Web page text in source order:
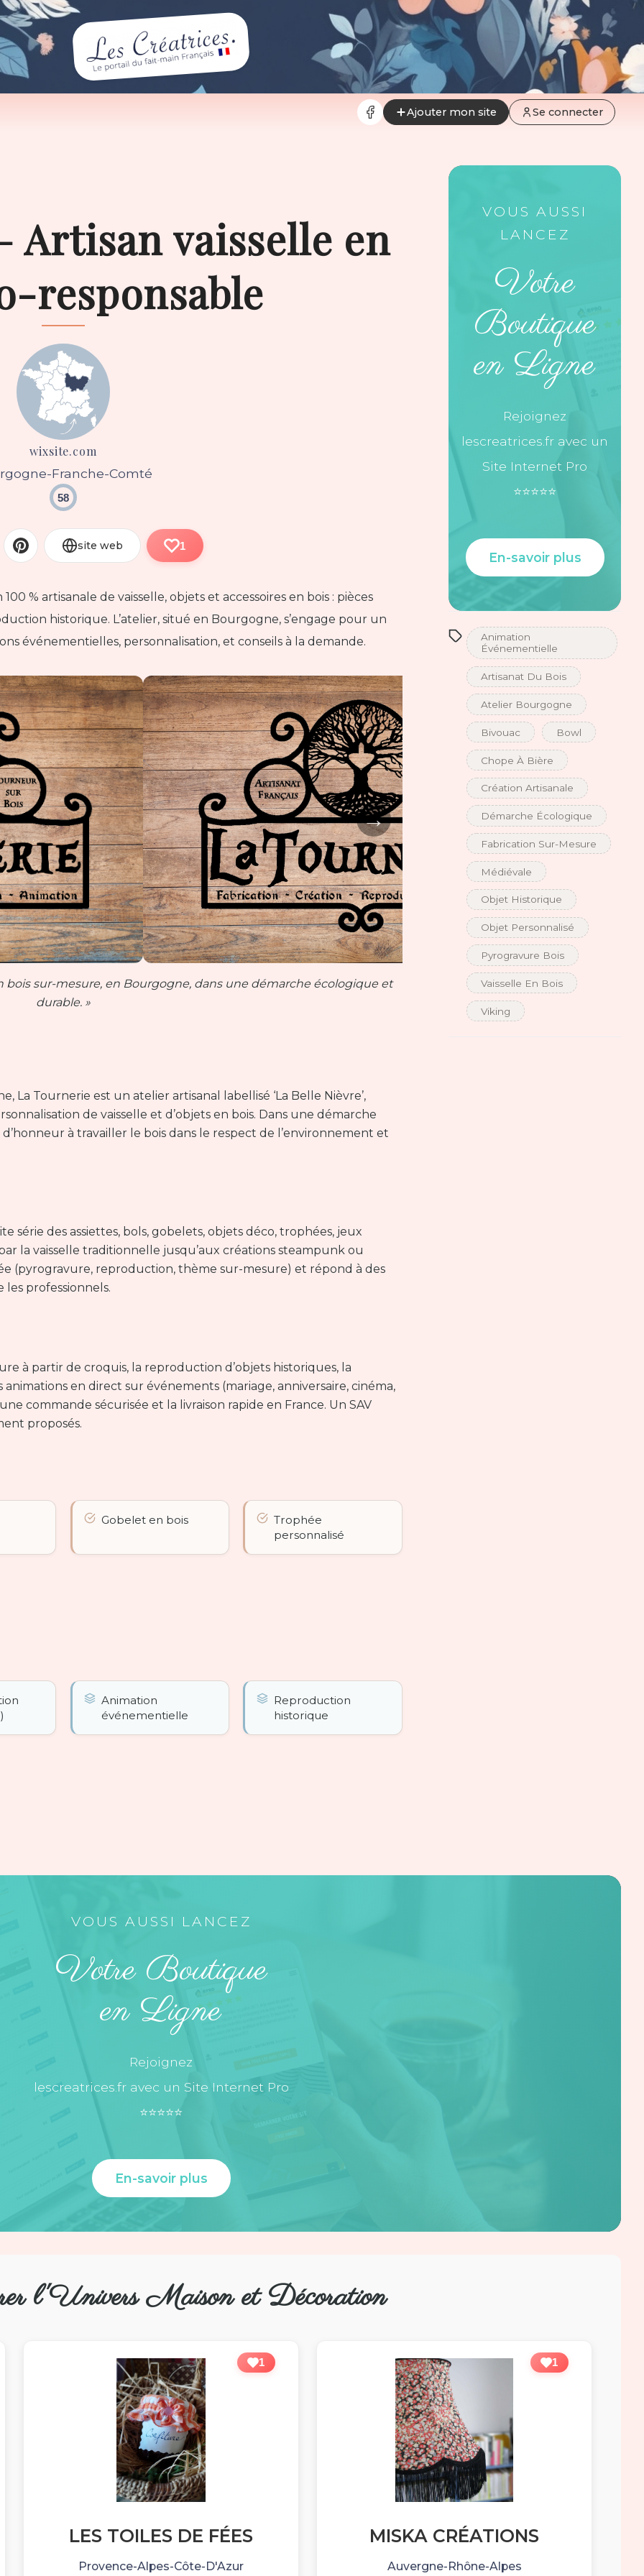
Ajouter mon site Se connecter
Artisan vaisselle en
responsable
wixsite.com
Franche-Comté
58
site web 1
% artisanale de vaisselle, objets et accessoires en bois : pièces
historique. L’atelier, situé en Bourgogne, s’engage pour un
événementielles, personnalisation, et conseils à la demande.
→
bois sur-mesure, en Bourgogne, dans une démarche écologique et
durable. »
La Tournerie est un atelier artisanal labellisé ‘La Belle Nièvre’,
de vaisselle et d’objets en bois. Dans une démarche
à travailler le bois dans le respect de l’environnement et
des assiettes, bols, gobelets, objets déco, trophées, jeux
la vaisselle traditionnelle jusqu’aux créations steampunk ou
(pyrogravure, reproduction, thème sur-mesure) et répond à des
les professionnels.
à partir de croquis, la reproduction d’objets historiques, la
en direct sur événements (mariage, anniversaire, cinéma,
commande sécurisée et la livraison rapide en France. Un SAV
proposés.
Gobelet en bois
Trophée
personnalisé
Animation
événementielle
Reproduction
historique
VOUS AUSSI
LANCEZ
Votre
Boutique
en Ligne
Rejoignez
lescreatrices.fr avec un
Site Internet Pro
⭐️⭐️⭐️⭐️⭐️
En-savoir plus
Animation
Événementielle
Artisanat Du Bois
Atelier Bourgogne
Bivouac Bowl
Chope À Bière
Création Artisanale
Démarche Écologique
Fabrication Sur-Mesure
Médiévale
Objet Historique
Objet Personnalisé
Pyrogravure Bois
Vaisselle En Bois
Viking
VOUS AUSSI LANCEZ
Votre Boutique
en Ligne
Rejoignez
lescreatrices.fr avec un Site Internet Pro
⭐️⭐️⭐️⭐️⭐️
En-savoir plus
l'Univers Maison et Décoration
1
LES TOILES DE FÉES
Provence-Alpes-Côte-D'Azur
1
MISKA CRÉATIONS
Auvergne-Rhône-Alpes